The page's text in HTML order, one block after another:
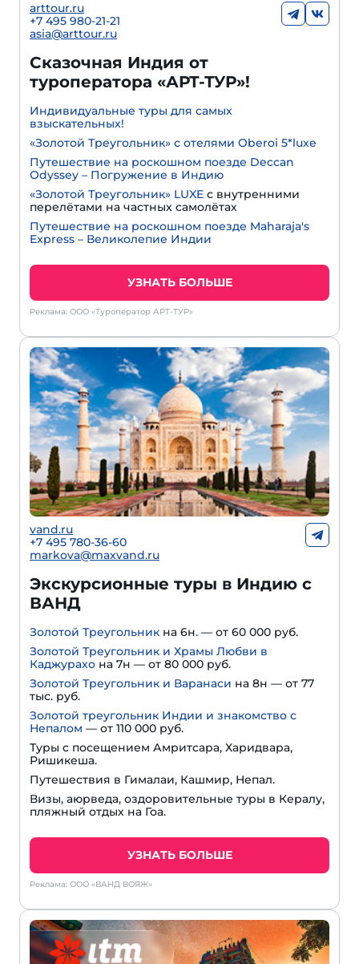
arttour.ru
+7 495 980-21-21
asia@arttour.ru
Сказочная Индия от
туроператора «АРТ-ТУР»!
Индивидуальные туры для самых
взыскательных!
«Золотой Треугольник» с отелями Oberoi 5*luxe
Путешествие на роскошном поезде Deccan
Odyssey – Погружение в Индию
«Золотой Треугольник» LUXE с внутренними
перелётами на частных самолётах
Путешествие на роскошном поезде Maharaja's
Express – Великолепие Индии
УЗНАТЬ БОЛЬШЕ
Реклама: ООО «Туроператор АРТ-ТУР»
vand.ru
+7 495 780-36-60
markova@maxvand.ru
Экскурсионные туры в Индию с
ВАНД
Золотой Треугольник на 6н. — от 60 000 руб.
Золотой Треугольник и Храмы Любви в
Каджурахо на 7н — от 80 000 руб.
Золотой Треугольник и Варанаси на 8н — от 77
тыс. руб.
Золотой треугольник Индии и знакомство с
Непалом — от 110 000 руб.
Туры с посещением Амритсара, Харидвара,
Ришикеша.
Путешествия в Гималаи, Кашмир, Непал.
Визы, аюрведа, оздоровительные туры в Кералу,
пляжный отдых на Гоа.
УЗНАТЬ БОЛЬШЕ
Реклама: ООО «ВАНД ВОЯЖ»